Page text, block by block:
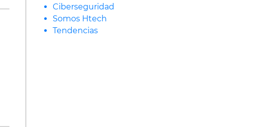
Ciberseguridad
Somos Htech
Tendencias